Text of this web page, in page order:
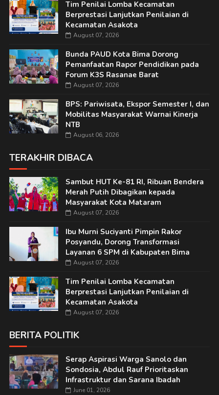
Tim Penilai Lomba Kecamatan
Berprestasi Lanjutkan Penilaian di
Kecamatan Asakota
August 07, 2026
Bunda PAUD Kota Bima Dorong
Pemanfaatan Rapor Pendidikan pada
Forum K3S Rasanae Barat
August 07, 2026
BPS: Pariwisata, Ekspor Semester I, dan
Mobilitas Masyarakat Warnai Kinerja
NTB
August 06, 2026
TERAKHIR DIBACA
Sambut HUT Ke-81 RI, Ribuan Bendera
Merah Putih Dibagikan kepada
Masyarakat Kota Mataram
August 07, 2026
Ibu Murni Suciyanti Pimpin Rakor
Posyandu, Dorong Transformasi
Layanan 6 SPM di Kabupaten Bima
August 07, 2026
Tim Penilai Lomba Kecamatan
Berprestasi Lanjutkan Penilaian di
Kecamatan Asakota
August 07, 2026
BERITA POLITIK
Serap Aspirasi Warga Sanolo dan
Sondosia, Abdul Rauf Prioritaskan
Infrastruktur dan Sarana Ibadah
June 01, 2026